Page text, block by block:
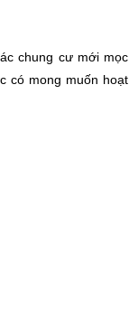
chung cư mới mọc
có mong muốn hoạt